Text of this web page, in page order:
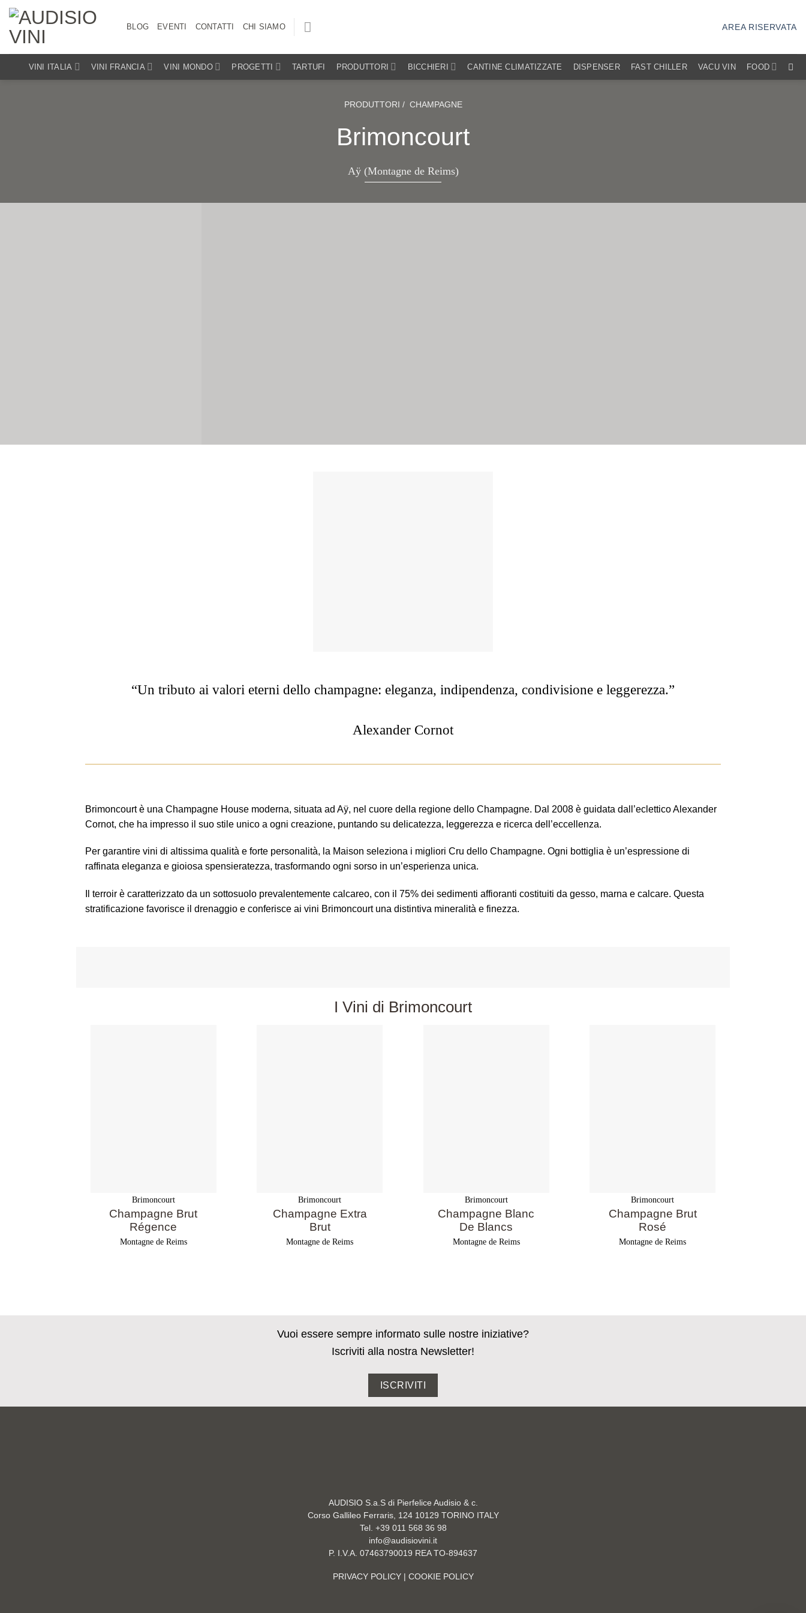
Salta
contenuti
BLOG EVENTI CONTATTI CHI SIAMO AREA RISERVATA
VINI ITALIA VINI FRANCIA VINI MONDO PROGETTI TARTUFI PRODUTTORI BICCHIERI CANTINE CLIMATIZZATE DISPENSER FAST CHILLER VACU VIN FOOD
PRODUTTORI / CHAMPAGNE
Brimoncourt
Aÿ (Montagne de Reims)
“Un tributo ai valori eterni dello champagne: eleganza, indipendenza, condivisione e leggerezza.”
Alexander Cornot
Brimoncourt è una Champagne House moderna, situata ad Aÿ, nel cuore della regione dello Champagne. Dal 2008 è guidata dall’eclettico Alexander
Cornot, che ha impresso il suo stile unico a ogni creazione, puntando su delicatezza, leggerezza e ricerca dell’eccellenza.
Per garantire vini di altissima qualità e forte personalità, la Maison seleziona i migliori Cru dello Champagne. Ogni bottiglia è un’espressione di
raffinata eleganza e gioiosa spensieratezza, trasformando ogni sorso in un’esperienza unica.
Il terroir è caratterizzato da un sottosuolo prevalentemente calcareo, con il 75% dei sedimenti affioranti costituiti da gesso, marna e calcare. Questa
stratificazione favorisce il drenaggio e conferisce ai vini Brimoncourt una distintiva mineralità e finezza.
I Vini di Brimoncourt
Brimoncourt
Champagne Brut
Régence
Montagne de Reims
Brimoncourt
Champagne Extra
Brut
Montagne de Reims
Brimoncourt
Champagne Blanc
De Blancs
Montagne de Reims
Brimoncourt
Champagne Brut
Rosé
Montagne de Reims
Vuoi essere sempre informato sulle nostre iniziative?
Iscriviti alla nostra Newsletter!
ISCRIVITI
AUDISIO S.a.S di Pierfelice Audisio & c.
Corso Gallileo Ferraris, 124 10129 TORINO ITALY
Tel. +39 011 568 36 98
info@audisiovini.it
P. I.V.A. 07463790019 REA TO-894637
PRIVACY POLICY| COOKIE POLICY